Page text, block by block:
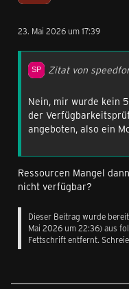
23. Mai 2026 um 17:39
Zitat von
Nein, mir wurde kein
der
angeboten, also ein
Ressourcen Mangel
nicht verfügbar?
Dieser Beitrag wurde
Mai 2026 um 22:36) aus
Fettschrift entfernt.